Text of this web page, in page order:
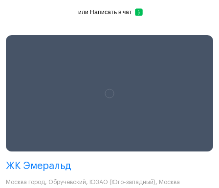
или Написать в чат
ЖК Эмеральд
Москва город, Обручевский, ЮЗАО (Юго-западный), Москва